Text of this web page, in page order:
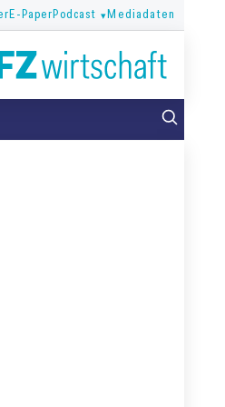
E-PaperPodcast Mediadaten